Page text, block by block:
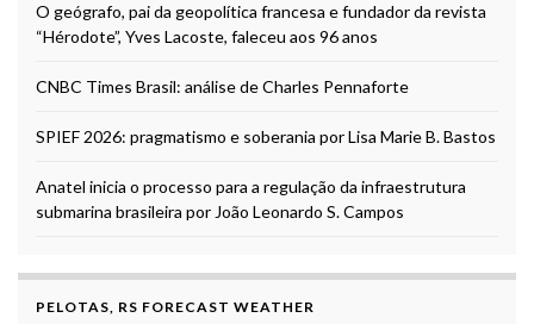
O geógrafo, pai da geopolítica francesa e fundador da revista
“Hérodote”, Yves Lacoste, faleceu aos 96 anos
CNBC Times Brasil: análise de Charles Pennaforte
SPIEF 2026: pragmatismo e soberania por Lisa Marie B. Bastos
Anatel inicia o processo para a regulação da infraestrutura
submarina brasileira por João Leonardo S. Campos
PELOTAS, RS FORECAST WEATHER